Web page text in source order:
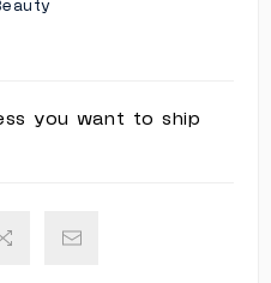
you want to ship